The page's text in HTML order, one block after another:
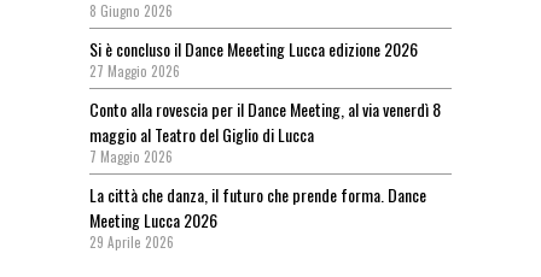
8 Giugno 2026
Si è concluso il Dance Meeeting Lucca edizione 2026
27 Maggio 2026
Conto alla rovescia per il Dance Meeting, al via venerdì 8
maggio al Teatro del Giglio di Lucca
7 Maggio 2026
La città che danza, il futuro che prende forma. Dance
Meeting Lucca 2026
29 Aprile 2026